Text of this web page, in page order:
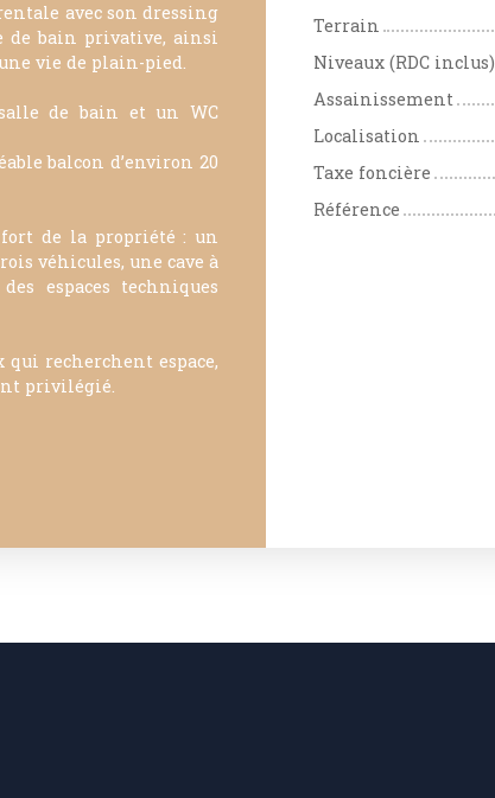
avec son dressing
de bain privative, ainsi
vie de plain-pied.
de bain et un WC
balcon d’environ 20
de la propriété : un
véhicules, une cave à
espaces techniques
recherchent espace,
privilégié.
Terrain
Niveaux (RDC inclus)
Assainissement
Localisation
Taxe foncière
Référence